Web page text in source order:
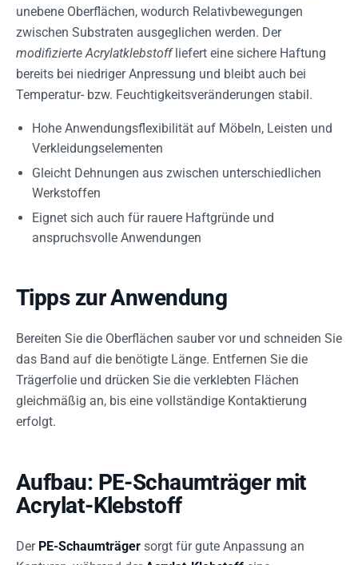
unebene Oberflächen, wodurch Relativbewegungen
zwischen Substraten ausgeglichen werden. Der
modifizierte Acrylatklebstoffliefert eine sichere Haftung
bereits bei niedriger Anpressung und bleibt auch bei
Temperatur- bzw. Feuchtigkeitsveränderungen stabil.
Hohe Anwendungsflexibilität auf Möbeln, Leisten und
Verkleidungselementen
Gleicht Dehnungen aus zwischen unterschiedlichen
Werkstoffen
Eignet sich auch für rauere Haftgründe und
anspruchsvolle Anwendungen
Tipps zur Anwendung
Bereiten Sie die Oberflächen sauber vor und schneiden Sie
das Band auf die benötigte Länge. Entfernen Sie die
Trägerfolie und drücken Sie die verklebten Flächen
gleichmäßig an, bis eine vollständige Kontaktierung
erfolgt.
Aufbau: PE-Schaumträger mit
Acrylat-Klebstoff
Der PE-Schaumträger sorgt für gute Anpassung an